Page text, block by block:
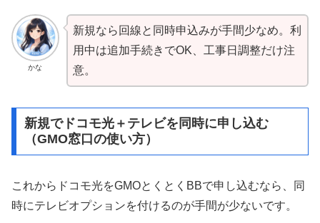
かな
新規なら回線と同時申込みが手間少なめ。利
用中は追加手続きでOK、工事日調整だけ注
意。
新規でドコモ光＋テレビを同時に申し込む
（GMO窓口の使い方）
これからドコモ光をGMOとくとくBBで申し込むなら、同
時にテレビオプションを付けるのが手間が少ないです。